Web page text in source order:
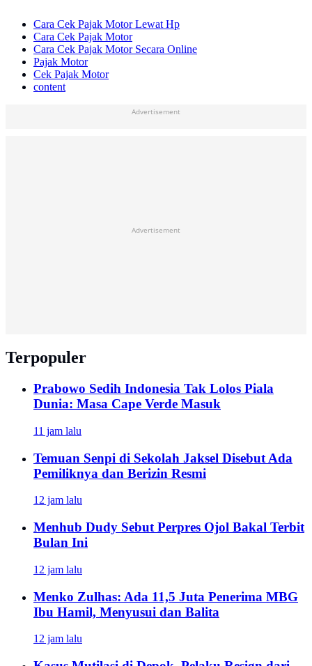
Cara Cek Pajak Motor Lewat Hp
Cara Cek Pajak Motor
Cara Cek Pajak Motor Secara Online
Pajak Motor
Cek Pajak Motor
content
Advertisement
Advertisement
Terpopuler
Prabowo Sedih Indonesia Tak Lolos Piala
Dunia: Masa Cape Verde Masuk
11 jam lalu
Temuan Senpi di Sekolah Jaksel Disebut Ada
Pemiliknya dan Berizin Resmi
12 jam lalu
Menhub Dudy Sebut Perpres Ojol Bakal Terbit
Bulan Ini
12 jam lalu
Menko Zulhas: Ada 11,5 Juta Penerima MBG
Ibu Hamil, Menyusui dan Balita
12 jam lalu